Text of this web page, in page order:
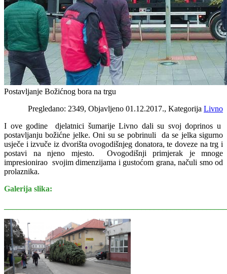
Postavljanje Božićnog bora na trgu
Pregledano: 2349, Objavljeno 01.12.2017., Kategorija Livno
I ove godine djelatnici šumarije Livno dali su svoj doprinos u
postavljanju božićne jelke. Oni su se pobrinuli da se jelka sigurno
usječe i izvuče iz dvorišta ovogodišnjeg donatora, te doveze na trg i
postavi na njeno mjesto. Ovogodišnji primjerak je mnoge
impresionirao svojim dimenzijama i gustoćom grana, načuli smo od
prolaznika.
Galerija slika: